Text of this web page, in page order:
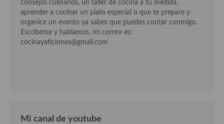
consejos culinarios, un taller de cocina a tu medida,
aprender a cocinar un plato especial o que te prepare y
organice un evento ya sabes que puedes contar conmigo.
Escríbeme y hablamos, mi correo es:
cocinayaficiones@gmail.com
Mi canal de youtube